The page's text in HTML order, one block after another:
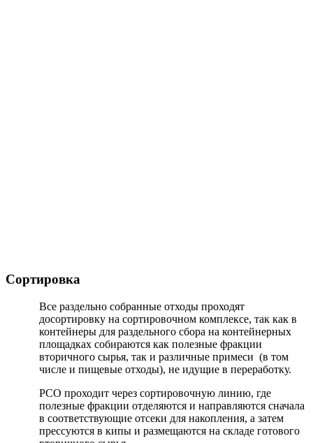
Сортировка
Все раздельно собранные отходы проходят
досортировку на сортировочном комплексе, так как в
контейнеры для раздельного сбора на контейнерных
площадках собираются как полезные фракции
вторичного сырья, так и различные примеси (в том
числе и пищевые отходы), не идущие в переработку.
РСО проходит через сортировочную линию, где
полезные фракции отделяются и направляются сначала
в соответствующие отсеки для накопления, а затем
прессуются в кипы и размещаются на складе готового